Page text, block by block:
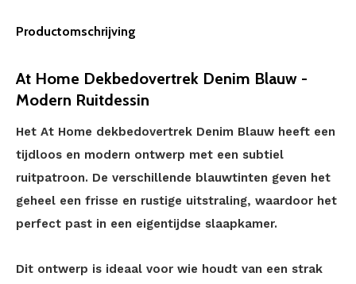
Productomschrijving
At Home Dekbedovertrek Denim Blauw -
Modern Ruitdessin
Het At Home dekbedovertrek Denim Blauw heeft een
tijdloos en modern ontwerp met een subtiel
ruitpatroon. De verschillende blauwtinten geven het
geheel een frisse en rustige uitstraling, waardoor het
perfect past in een eigentijdse slaapkamer.
Dit ontwerp is ideaal voor wie houdt van een strak